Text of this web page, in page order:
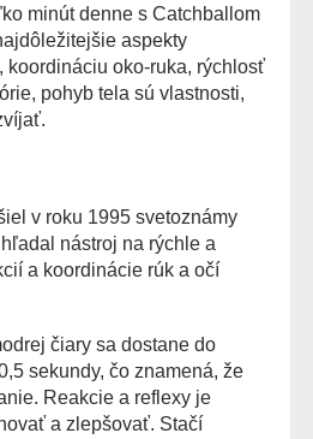
minút denne s Catchballom
aspekty
koordináciu oko-ruka, rýchlosť
pohyb tela sú vlastnosti,
v roku 1995 svetoznámy
nástroj na rýchle a
a koordinácie rúk a očí
čiary sa dostane do
sekundy, čo znamená, že
Reakcie a reflexy je
a zlepšovať. Stačí